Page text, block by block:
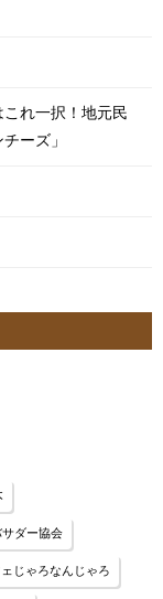
れ一択！地元民
ーズ」
ダー協会
じゃろなんじゃろ